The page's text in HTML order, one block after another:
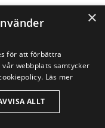
din flytt och
kan du
jämföra
på att läsa
×
för att förbättra
webbplats samtycker
Läs mer
ALLT